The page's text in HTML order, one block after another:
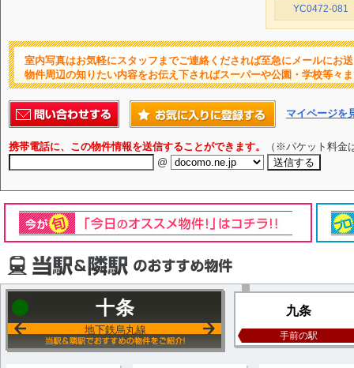
YC0472-081
室内写真はお気軽にスタッフまでご連絡くだされば至急にメールにお
物件周辺の知りたい内容をお伝え下さればスーパーや公園・学校等々
マイページを
携帯電話に、この物件情報を送信することができます。
（※パケット料金
@
十条
地下鉄烏丸線
九条
手前の駅